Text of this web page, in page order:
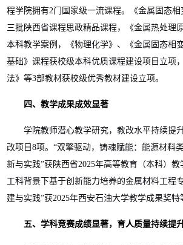
程学院拥有2门国家级一流课程。《金属固态
三批陕西省课程思政精品课程，《金属热处理
本科教学案例，《物理化学》、《金属固态相
基础》课程获校级本科优质课程建设项目立项
法》等3部教材获校级优秀教材建设立项。
四、教学成果成效显著
学院教师潜心教学研究，教改水平持续提
改项目8项。“双擎驱动，铸魂赋能：能源材料
新与实践”获陕西省2025年高等教育（本科）
工科背景下基于创新能力培养的金属材料工程
建与实践”获2025年西安石油大学教学成果奖特
五、学科竞赛成绩显著，育人质量持续提